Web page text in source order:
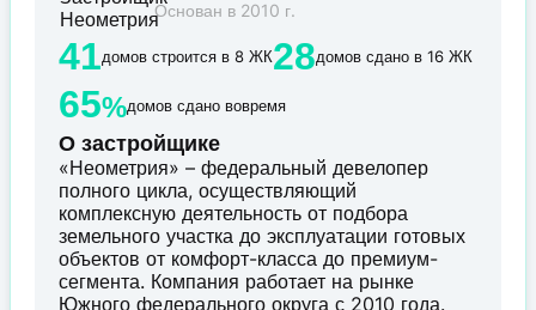
Основан в 2010 г.
41домов строится в 8 ЖК28домов сдано в 16 ЖК
65%домов сдано вовремя
О застройщике
«Неометрия» – федеральный девелопер
полного цикла, осуществляющий
комплексную деятельность от подбора
земельного участка до эксплуатации готовых
объектов от комфорт-класса до премиум-
сегмента. Компания работает на рынке
Южного федерального округа с 2010 года.